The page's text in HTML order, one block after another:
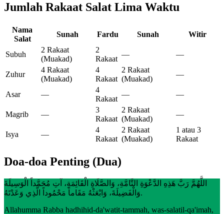
Jumlah Rakaat Salat Lima Waktu
Nama
Salat
Sunah Fardu Sunah Witir
Subuh
2 Rakaat
(Muakad)
2
Rakaat
— —
Zuhur
4 Rakaat
(Muakad)
4
Rakaat
2 Rakaat
(Muakad)
—
Asar —
4
Rakaat
— —
Magrib —
3
Rakaat
2 Rakaat
(Muakad)
—
Isya —
4
Rakaat
2 Rakaat
(Muakad)
1 atau 3
Rakaat
Doa-doa Penting (Dua)
اللَّهُمَّ رَبَّ هَذِهِ الدَّعْوَةِ التَّامَّةِ، وَالصَّلَاةِ الْقَائِمَةِ، آتِ مُحَمَّداً الْوَسِيلَةَ
وَالْفَضِيلَةَ، وَابْعَثْهُ مَقَاماً مَحْمُوداً الَّذِي وَعَدْتَهُ.
Allahumma Rabba hadhihid-da'watit-tammah, was-salatil-qa'imah,